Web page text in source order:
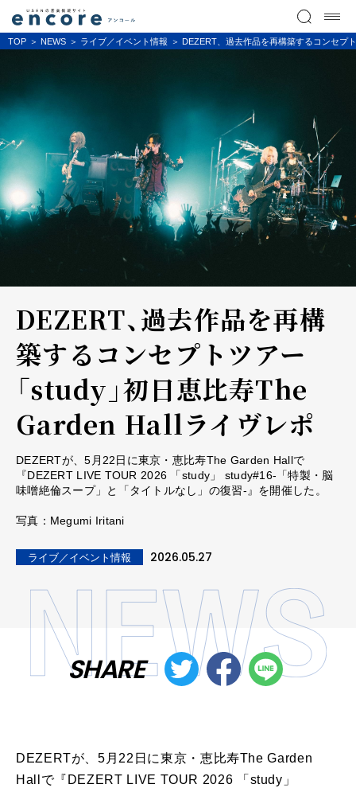
TOP NEWS ライブ／イベント情報 DEZERT、過去作品を再構築するコンセプ
DEZERT、過去作品を再構
築するコンセプトツアー
「study」初日恵比寿The
Garden Hallライヴレポ
DEZERTが、5月22日に東京・恵比寿The Garden Hallで
『DEZERT LIVE TOUR 2026 「study」 study#16-「特製・脳
味噌絶倫スープ」と「タイトルなし」の復習-』を開催した。
写真：Megumi Iritani
ライブ／イベント情報 2026.05.27
SHARE
DEZERTが、5月22日に東京・恵比寿The Garden
Hallで『DEZERT LIVE TOUR 2026 「study」